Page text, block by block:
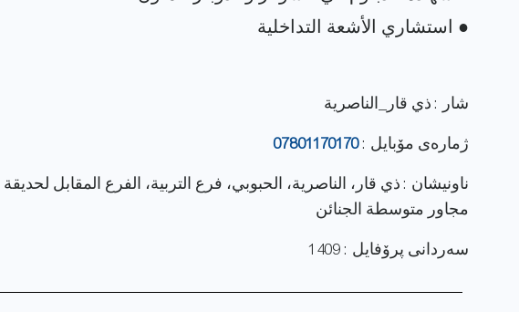
شار : ذي قار_الناصرية
ژماره‌ی مۆبایل :07801170170
ناونيشان : ذي قار، الناصرية، الحبوبي، فرع التربية، الفرع المقابل
مجاور متوسطة الجنائن
سەردانی پرۆفایل : 1409